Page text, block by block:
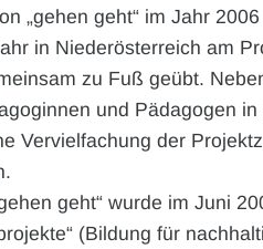
„gehen geht“ im Jahr
in Niederösterreich am
zu Fuß geübt.
und Pädagogen
Vervielfachung der
geht“ wurde im Juni
(Bildung für